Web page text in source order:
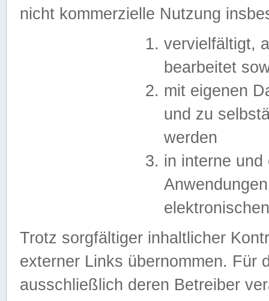
nicht kommerzielle Nutzung
vervielfältigt,
bearbeitet
mit eigenen
und zu
werden
in interne
Trotz sorgfältiger inhaltlicher
externer Links übernommen. Für
ausschließlich deren Betreiber